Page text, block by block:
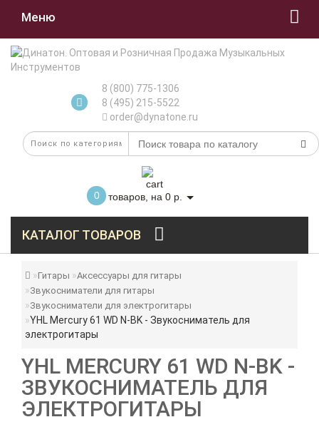
Меню
8 (800) 775-1306
8 (495) 215-5522
order@dynatone.ru
0 товаров, на 0 р.
КАТАЛОГ ТОВАРОВ
Гитары
Аксессуары для гитары
Звукосниматели для гитары
Звукосниматели для электрогитары
YHL Mercury 61 WD N-BK - Звукосниматель для
электрогитары
YHL MERCURY 61 WD N-BK -
ЗВУКОСНИМАТЕЛЬ ДЛЯ
ЭЛЕКТРОГИТАРЫ